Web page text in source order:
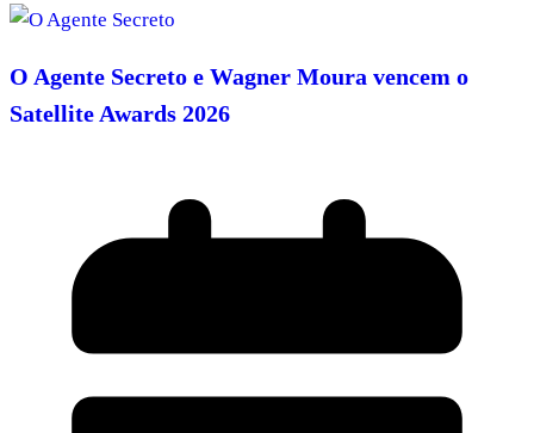
O Agente Secreto e Wagner Moura vencem o
Satellite Awards 2026